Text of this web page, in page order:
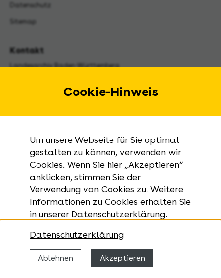
Cookie-Hinweis
Um unsere Webseite für Sie optimal
gestalten zu können, verwenden wir
Cookies. Wenn Sie hier „Akzeptieren“
anklicken, stimmen Sie der
Verwendung von Cookies zu. Weitere
Informationen zu Cookies erhalten Sie
in unserer Datenschutzerklärung.
Datenschutzerklärung
Ablehnen Akzeptieren
Datenschutz
Sitemap
Kontakt
Landesarchiv Baden-Württemberg
+49 711 212-4272
Anfragen zu Archivgut:
+49 711 335075-555
Telefax:
+49 711 212-4283